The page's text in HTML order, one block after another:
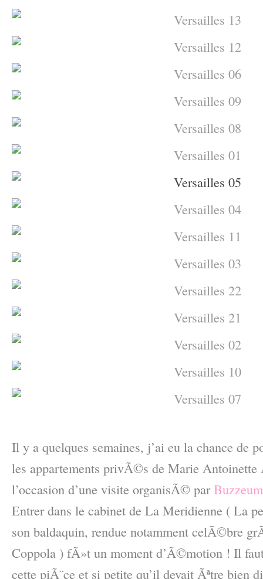
Il y a quelques semaines, j’ai eu la chance de
les appartements privÃ©s de Marie
l’occasion d’une visite organisÃ© parBuzzeum
Entrer dans le cabinet de La Meridienne ( La
son baldaquin, rendue notamment celÃ©bre
Coppola ) fÃ»t un moment d’Ã©motion ! Il
cette piÃ¨ce et si petite qu’il devait Ãªtre bien